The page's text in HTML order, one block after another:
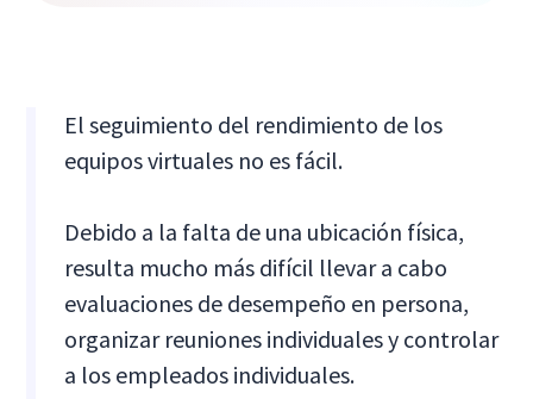
El seguimiento del rendimiento de los
equipos virtuales no es fácil.
Debido a la falta de una ubicación física,
resulta mucho más difícil llevar a cabo
evaluaciones de desempeño en persona,
organizar reuniones individuales y controlar
a los empleados individuales.